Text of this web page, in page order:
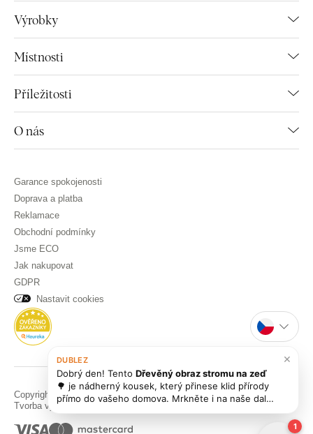
Výrobky
Místnosti
Příležitosti
O nás
Garance spokojenosti
Doprava a platba
Reklamace
Obchodní podmínky
Jsme ECO
Jak nakupovat
GDPR
Nastavit cookies
Copyright © DUBLEZ 2026 | Všechna práva vyhrazena
Tvorba výkonných internetových obchodů od
1
DUBLEZ
Dobrý den! Tento Dřevěný obraz stromu na zeď
🌳 je nádherný kousek, který přinese klid přírody
přímo do vašeho domova. Mrkněte i na naše další
zauj
×